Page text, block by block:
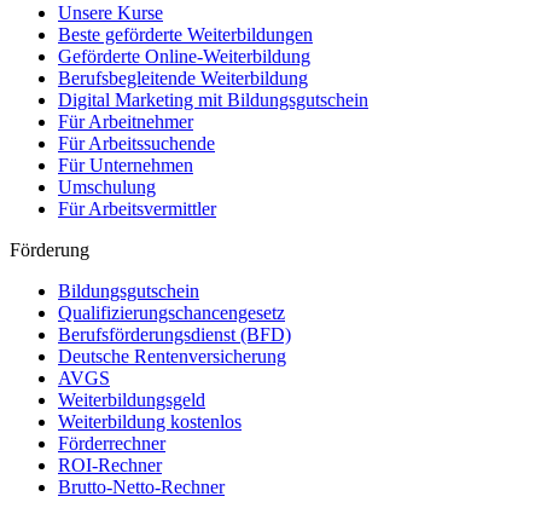
Unsere Kurse
Beste geförderte Weiterbildungen
Geförderte Online-Weiterbildung
Berufsbegleitende Weiterbildung
Digital Marketing mit Bildungsgutschein
Für Arbeitnehmer
Für Arbeitssuchende
Für Unternehmen
Umschulung
Für Arbeitsvermittler
Förderung
Bildungsgutschein
Qualifizierungschancengesetz
Berufsförderungsdienst (BFD)
Deutsche Rentenversicherung
AVGS
Weiterbildungsgeld
Weiterbildung kostenlos
Förderrechner
ROI-Rechner
Brutto-Netto-Rechner